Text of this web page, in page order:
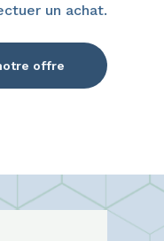
un achat.
offre